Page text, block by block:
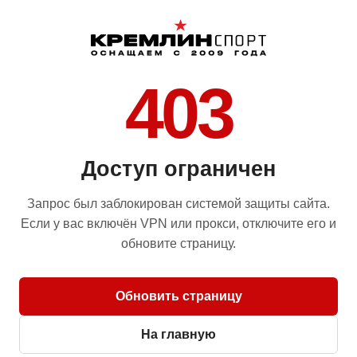
403
Доступ ограничен
Запрос был заблокирован системой защиты сайта.
Если у вас включён VPN или прокси, отключите его и
обновите страницу.
Обновить страницу
На главную